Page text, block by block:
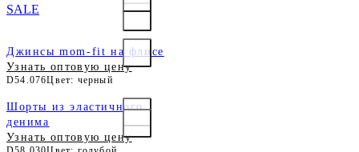
Джинсы mom-fit на флисе
Узнать оптовую цену
D54.076Цвет: черный
SALE
Шорты из эластичного
денима
Узнать оптовую цену